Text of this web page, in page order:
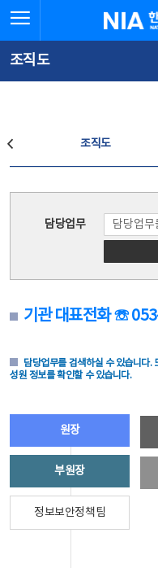
문
로
가
체
뉴
바
가
한국지능
조직도
조직도
담당업무
기관 대표전화 ☏
담당업무를 검색하실 수 있습니다.
성원 정보를 확인할 수 있습니다.
원장
부원장
정보보안정책팀